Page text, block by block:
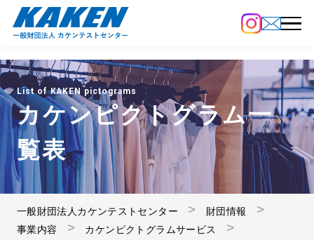
List of KAKEN pictograms
カケンピクトグラム一
覧表
一般財団法人カケンテストセンター
財団情報
事業内容
カケンピクトグラムサービス